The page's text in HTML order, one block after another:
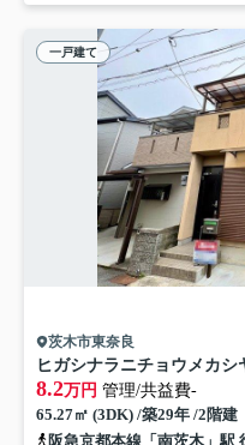
一戸建て
茨木市東奈良
ヒガシナラニチョウメカシ
8.2万円 管理/共益費-
65.27㎡ (3DK) /築29年 /2階建
阪急京都本線「南茨木」駅